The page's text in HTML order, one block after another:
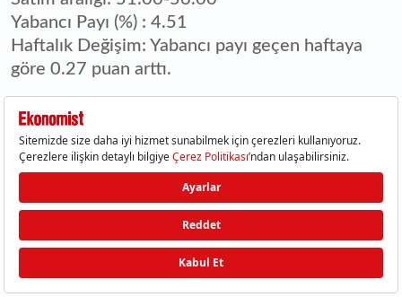
Yabancı Payı (%) : 4.51
Haftalık Değişim: Yabancı payı geçen haftaya
göre 0.27 puan arttı.